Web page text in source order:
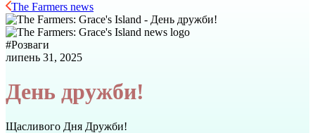
The Farmers news
#Розваги
липень 31, 2025
День дружби!
Щасливого Дня Дружби!